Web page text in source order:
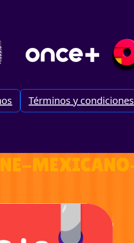
Términos y condiciones